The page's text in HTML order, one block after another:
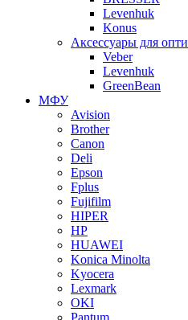
Levenhuk
Konus
Аксессуары для
Veber
Levenhuk
GreenBean
МФУ
Avision
Brother
Canon
Deli
Epson
Fplus
Fujifilm
HIPER
HP
HUAWEI
Konica Minolta
Kyocera
Lexmark
OKI